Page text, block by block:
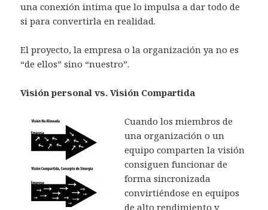
una conexión intima que lo impulsa a dar todo de
si para convertirla en realidad.
El proyecto, la empresa o la organización ya no es
“de ellos” sino “nuestro”.
Visión personal vs. Visión Compartida
Cuando los miembros de
una organización o un
equipo comparten la visión
consiguen funcionar de
forma sincronizada
convirtiéndose en equipos
de alto rendimiento y